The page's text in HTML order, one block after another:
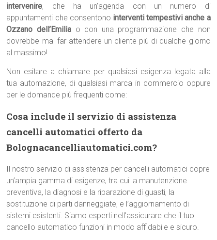
intervenire, che ha un’agenda con un numero di
appuntamenti che consentono interventi tempestivi anche a
Ozzano dell’Emilia o con una programmazione che non
dovrebbe mai far attendere un cliente più di qualche giorno
al massimo!
Non esitare a chiamare per qualsiasi esigenza legata alla
tua automazione, di qualsiasi marca in commercio oppure
per le domande più frequenti come:
Cosa include il servizio di assistenza
cancelli automatici offerto da
Bolognacancelliautomatici.com?
Il nostro servizio di assistenza per cancelli automatici copre
un’ampia gamma di esigenze, tra cui la manutenzione
preventiva, la diagnosi e la riparazione di guasti, la
sostituzione di parti danneggiate, e l’aggiornamento di
sistemi esistenti. Siamo esperti nell’assicurare che il tuo
cancello automatico funzioni in modo affidabile e sicuro.